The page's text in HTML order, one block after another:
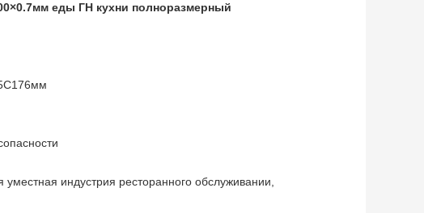
еды ГН кухни полноразмерный
индустрия ресторанного обслуживании,